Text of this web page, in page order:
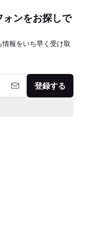
ンをお探しで
報をいち早く受け取
登録する